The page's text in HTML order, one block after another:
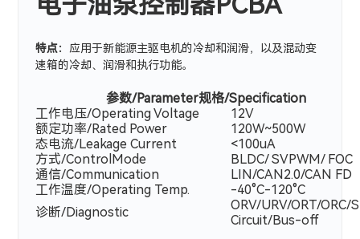
特点： 应用于新能源主驱电机的冷却和润滑，以及混动变
速箱的冷却、润滑和执行功能。
参数/Parameter规格/Specification
工作电压/Operating Voltage
12V
额定功率/Rated Power
120W~500W
态电流/Leakage Current
<100uA
方式/ControlMode
BLDC/ SVPWM/ FOC
通信/Communication
LIN/CAN2.0/CAN FD
工作温度/Operating Temp.
-40°C-120°C
诊断/Diagnostic
ORV/URV/ORT/ORC/
Circuit/Bus-off